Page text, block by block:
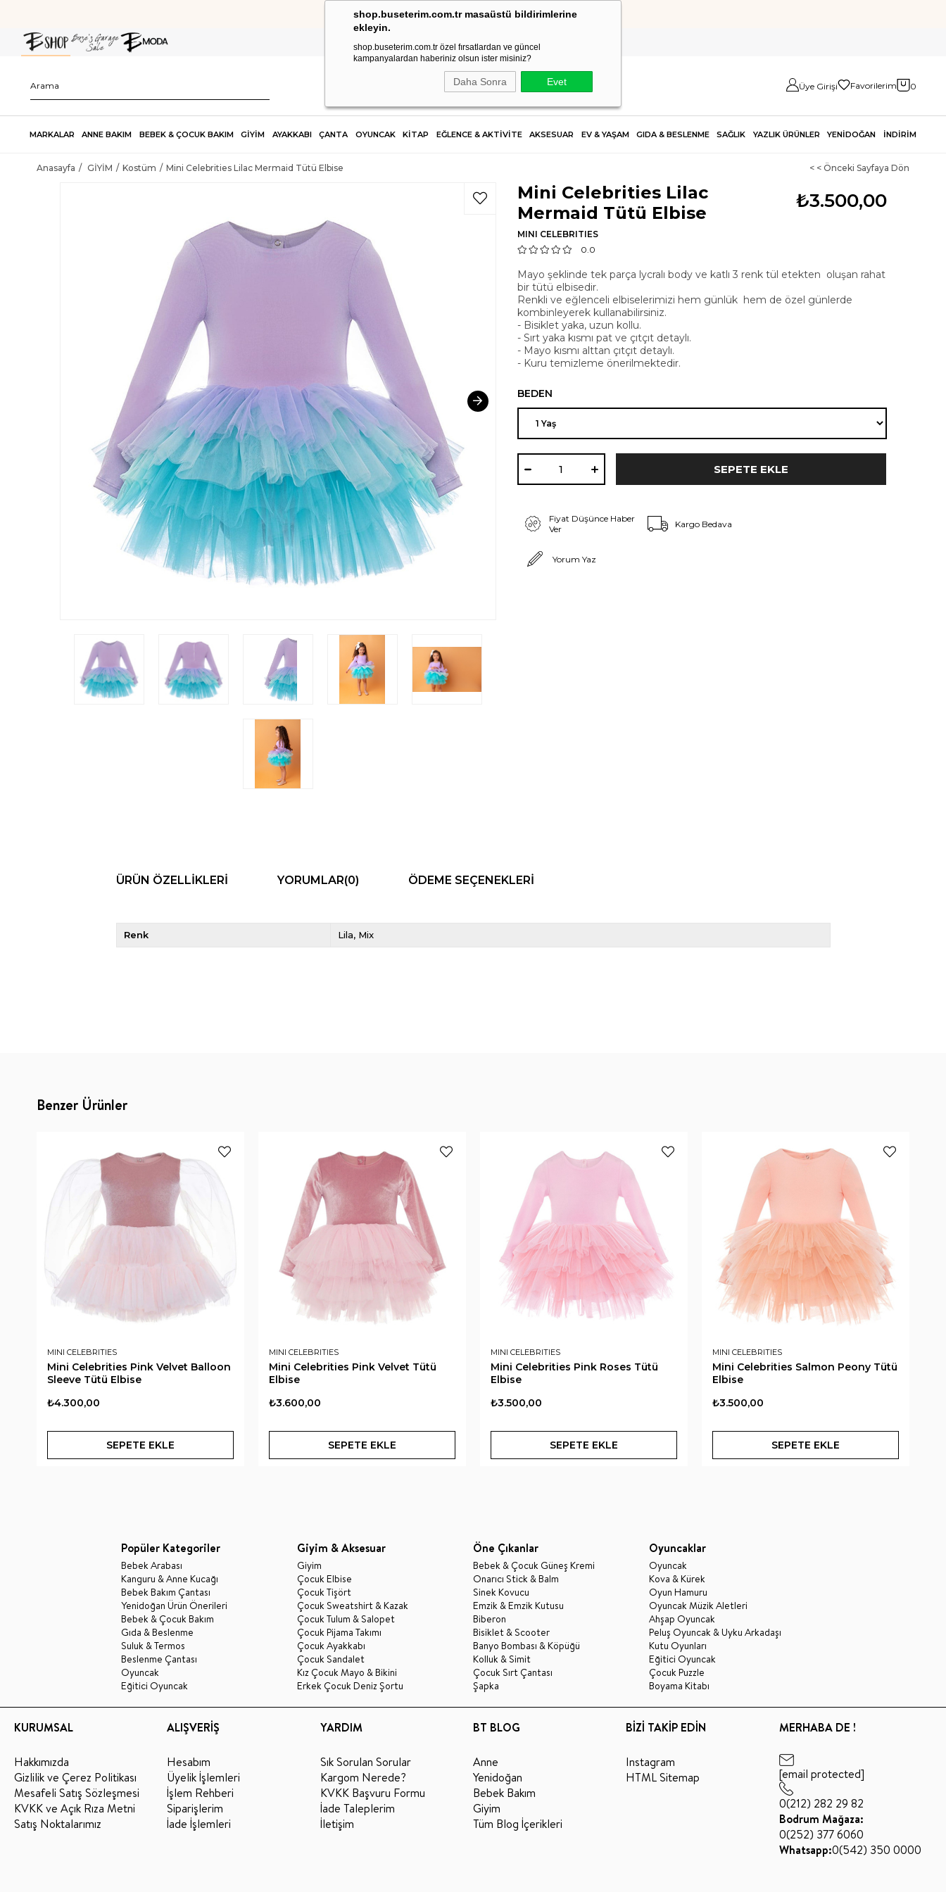
shop.buseterim.com.tr masaüstü bildirimlerine
ekleyin.
shop.buseterim.com.tr özel fırsatlardan ve güncel
kampanyalardan haberiniz olsun ister misiniz?
Daha Sonra Evet
HIZLI KARGO
Üye Girişi Favorilerim 0
MARKALAR ANNE BAKIM BEBEK & ÇOCUK BAKIM GİYİM AYAKKABI ÇANTA OYUNCAK KİTAP EĞLENCE & AKTİVİTE AKSESUAR EV & YAŞAM GIDA & BESLENME SAĞLIK YAZLIK ÜRÜNLER YENİDOĞAN İNDİRİM
Anasayfa GİYİM Kostüm Mini Celebrities Lilac Mermaid Tütü Elbise < < Önceki Sayfaya Dön
₺3.500,00
Mini Celebrities Lilac
Mermaid Tütü Elbise
MINI CELEBRITIES
0.0
Mayo şeklinde tek parça lycralı body ve katlı 3 renk tül etekten oluşan rahat
bir tütü elbisedir.
Renkli ve eğlenceli elbiselerimizi hem günlük hem de özel günlerde
kombinleyerek kullanabilirsiniz.
- Bisiklet yaka, uzun kollu.
- Sırt yaka kısmı pat ve çıtçıt detaylı.
- Mayo kısmı alttan çıtçıt detaylı.
- Kuru temizleme önerilmektedir.
BEDEN
Fiyat Düşünce Haber
Ver
Kargo Bedava
Yorum Yaz
ÜRÜN ÖZELLIKLERI YORUMLAR(0) ÖDEME SEÇENEKLERI
Renk Lila Mix
Benzer Ürünler
MINI CELEBRITIES
Mini Celebrities Pink Velvet Balloon
Sleeve Tütü Elbise
₺4.300,00
SEPETE EKLE
MINI CELEBRITIES
Mini Celebrities Pink Velvet Tütü
Elbise
₺3.600,00
SEPETE EKLE
MINI CELEBRITIES
Mini Celebrities Pink Roses Tütü
Elbise
₺3.500,00
SEPETE EKLE
MINI CELEBRITIES
Mini Celebrities Salmon Peony Tütü
Elbise
₺3.500,00
SEPETE EKLE
Popüler Kategoriler
Bebek Arabası
Kanguru & Anne Kucağı
Bebek Bakım Çantası
Yenidoğan Ürün Önerileri
Bebek & Çocuk Bakım
Gıda & Beslenme
Suluk & Termos
Beslenme Çantası
Oyuncak
Eğitici Oyuncak
Giyim & Aksesuar
Giyim
Çocuk Elbise
Çocuk Tişört
Çocuk Sweatshirt & Kazak
Çocuk Tulum & Salopet
Çocuk Pijama Takımı
Çocuk Ayakkabı
Çocuk Sandalet
Kız Çocuk Mayo & Bikini
Erkek Çocuk Deniz Şortu
Öne Çıkanlar
Bebek & Çocuk Güneş Kremi
Onarıcı Stick & Balm
Sinek Kovucu
Emzik & Emzik Kutusu
Biberon
Bisiklet & Scooter
Banyo Bombası & Köpüğü
Kolluk & Simit
Çocuk Sırt Çantası
Şapka
Oyuncaklar
Oyuncak
Kova & Kürek
Oyun Hamuru
Oyuncak Müzik Aletleri
Ahşap Oyuncak
Peluş Oyuncak & Uyku Arkadaşı
Kutu Oyunları
Eğitici Oyuncak
Çocuk Puzzle
Boyama Kitabı
KURUMSAL
Hakkımızda
Gizlilik ve Çerez Politikası
Mesafeli Satış Sözleşmesi
KVKK ve Açık Rıza Metni
Satış Noktalarımız
ALIŞVERİŞ
Hesabım
Üyelik İşlemleri
İşlem Rehberi
Siparişlerim
İade İşlemleri
YARDIM
Sık Sorulan Sorular
Kargom Nerede?
KVKK Başvuru Formu
İade Taleplerim
İletişim
BT BLOG
Anne
Yenidoğan
Bebek Bakım
Giyim
Tüm Blog İçerikleri
BİZİ TAKİP EDİN
Instagram
HTML Sitemap
MERHABA DE !
[email protected]
0(212) 282 29 82
Bodrum Mağaza:
0(252) 377 6060
Whatsapp:0(542) 350 0000